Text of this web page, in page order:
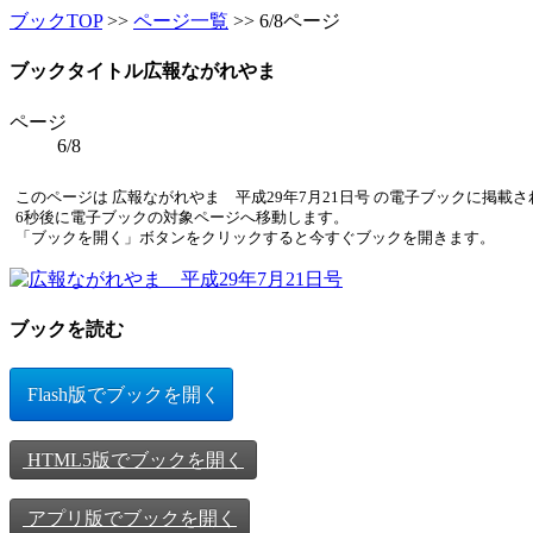
ブックTOP>> ページ一覧 >> 6/8ページ
ブックタイトル広報ながれやま
ページ
6/8
このページは 広報ながれやま 平成29年7月21日号 の電子ブックに掲載さ
6秒後に電子ブックの対象ページへ移動します。
「ブックを開く」ボタンをクリックすると今すぐブックを開きます。
ブックを読む
Flash版でブックを開く
HTML5版でブックを開く
アプリ版でブックを開く